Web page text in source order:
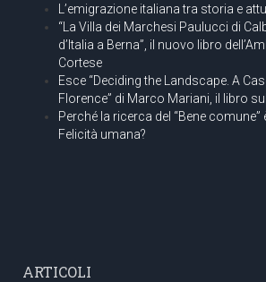
L’emigrazione italiana tra storia e
“La Villa dei Marchesi Paulucci di
d’Italia a Berna”, il nuovo libro
Cortese
Esce “Deciding the Landscape. A
Florence” di Marco Mariani, il libro
Perché la ricerca del “Bene comune”
Felicità umana?
ARTICOLI